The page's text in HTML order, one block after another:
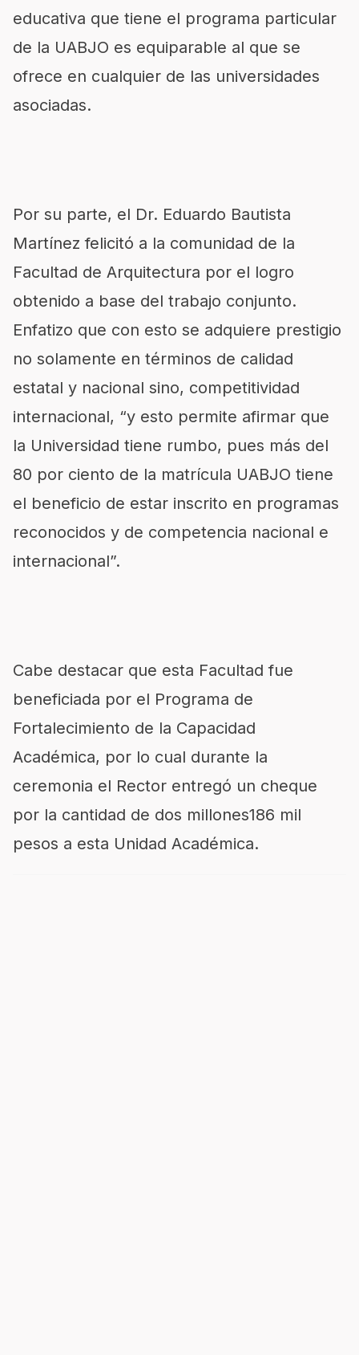
educativa que tiene el programa particular
de la UABJO es equiparable al que se
ofrece en cualquier de las universidades
asociadas.
Por su parte, el Dr. Eduardo Bautista
Martínez felicitó a la comunidad de la
Facultad de Arquitectura por el logro
obtenido a base del trabajo conjunto.
Enfatizo que con esto se adquiere prestigio
no solamente en términos de calidad
estatal y nacional sino, competitividad
internacional, “y esto permite afirmar que
la Universidad tiene rumbo, pues más del
80 por ciento de la matrícula UABJO tiene
el beneficio de estar inscrito en programas
reconocidos y de competencia nacional e
internacional”.
Cabe destacar que esta Facultad fue
beneficiada por el Programa de
Fortalecimiento de la Capacidad
Académica, por lo cual durante la
ceremonia el Rector entregó un cheque
por la cantidad de dos millones186 mil
pesos a esta Unidad Académica.